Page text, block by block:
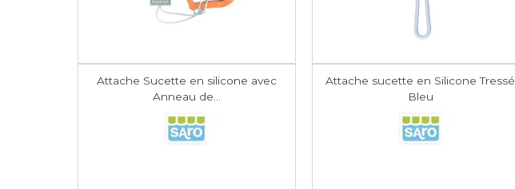
Attache Sucette en silicone avec
Anneau de...
Attache sucette en Silicone Tressé
Bleu